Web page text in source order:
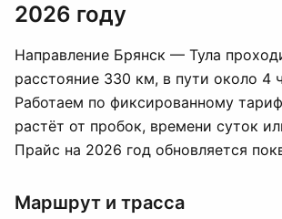
2026 году
Направление Брянск — Тула
расстояние 330 км, в пути около 4
Работаем по фиксированному
растёт от пробок, времени суток
Прайс на 2026 год обновляется
Маршрут и трасса